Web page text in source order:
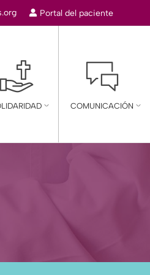
Portal del paciente
COMUNICACIÓN